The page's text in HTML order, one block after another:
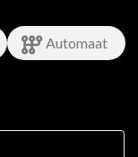
Automaat